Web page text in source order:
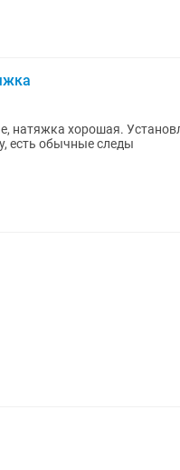
есть обычные следы